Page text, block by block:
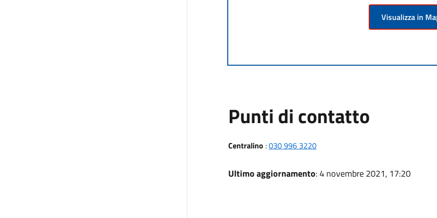
Visualizza in
Punti di contatto
Centralino :030 996 3220
Ultimo aggiornamento: 4 novembre 2021, 17:20